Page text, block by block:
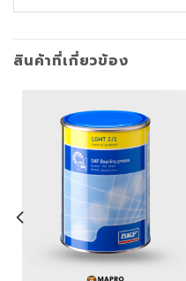
สินค้าที่เกี่ยวข้อง